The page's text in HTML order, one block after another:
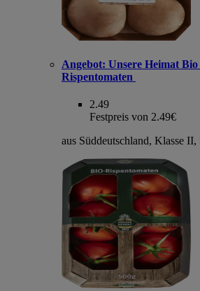
Angebot: Unsere Heimat
Rispentomaten
2.49
Festpreis von 2.49€
aus Süddeutschland, Klasse